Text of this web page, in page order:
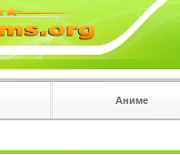
Аниме
на троеточие в